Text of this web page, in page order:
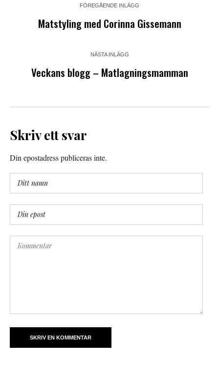
FÖREGÅENDE INLÄGG
Matstyling med Corinna Gissemann
NÄSTA INLÄGG
Veckans blogg – Matlagningsmamman
Skriv ett svar
Din epostadress publiceras inte.